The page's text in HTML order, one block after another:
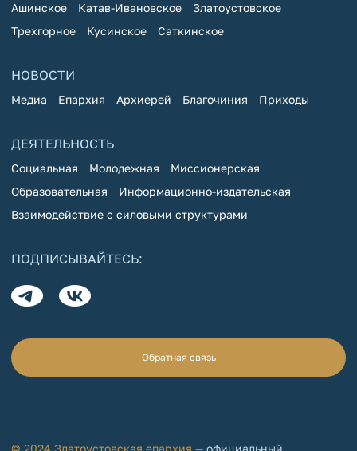
Ашинское Катав-Ивановское
Златоустовское
Трехгорное
Кусинское Саткинское
НОВОСТИ
Медиа Епархия Архиерей Благочиния Приходы
ДЕЯТЕЛЬНОСТЬ
Социальная Молодежная
Миссионерская
Образовательная
Информационно-издательская
Взаимодействие с силовыми структурами
ПОДПИСЫВАЙТЕСЬ:
Обратная связь
© 2024 Златоустовская епархия — официальный